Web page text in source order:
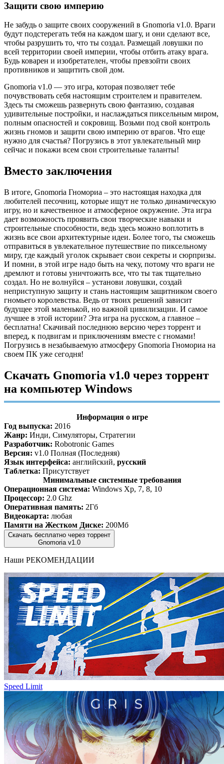
Защити свою империю
Не забудь о защите своих сооружений в Gnomoria v1.0. Враги
будут подстерегать тебя на каждом шагу, и они сделают все,
чтобы разрушить то, что ты создал. Размещай ловушки по
всей территории своей империи, чтобы отбить атаку врага.
Будь коварен и изобретателен, чтобы превзойти своих
противников и защитить свой дом.
Gnomoria v1.0 — это игра, которая позволяет тебе
почувствовать себя настоящим строителем и правителем.
Здесь ты сможешь развернуть свою фантазию, создавая
удивительные постройки, и наслаждаться пиксельным миром,
полным опасностей и сокровищ. Возьми под свой контроль
жизнь гномов и защити свою империю от врагов. Что еще
нужно для счастья? Погрузись в этот увлекательный мир
сейчас и покажи всем свои строительные таланты!
Вместо заключения
В итоге, Gnomoria Гномориа – это настоящая находка для
любителей песочниц, которые ищут не только динамическую
игру, но и качественное и атмосферное окружение. Эта игра
дает возможность проявить свои творческие навыки и
строительные способности, ведь здесь можно воплотить в
жизнь все свои архитектурные идеи. Более того, ты сможешь
отправиться в увлекательное путешествие по пиксельному
миру, где каждый уголок скрывает свои секреты и сюрпризы.
И помни, в этой игре надо быть на чеку, потому что враги не
дремлют и готовы уничтожить все, что ты так тщательно
создал. Но не волнуйся – установи ловушки, создай
неприступную защиту и стань настоящим защитником своего
гномьего королевства. Ведь от твоих решений зависит
будущее этой маленькой, но важной цивилизации. И самое
лучшее в этой истории? Эта игра на русском, а главное –
бесплатна! Скачивай последнюю версию через торрент и
вперед, к подвигам и приключениям вместе с гномами!
Погрузись в незабываемую атмосферу Gnomoria Гномориа на
своем ПК уже сегодня!
Скачать Gnomoria v1.0 через торрент
на компьютер Windows
Информация о игре
Год выпуска: 2016
Жанр: Инди, Симуляторы, Стратегии
Разработчик: Robotronic Games
Версия: v1.0 Полная (Последняя)
Язык интерфейса: английский, русский
Таблетка: Присутствует
Минимальные системные требования
Операционная система: Windows Xp, 7, 8, 10
Процессор: 2.0 Ghz
Оперативная память: 2Гб
Видеокарта: любая
Памяти на Жестком Диске: 200Мб
Скачать бесплатно через торрент
Gnomoria v1.0
Наши РЕКОМЕНДАЦИИ
Speed Limit